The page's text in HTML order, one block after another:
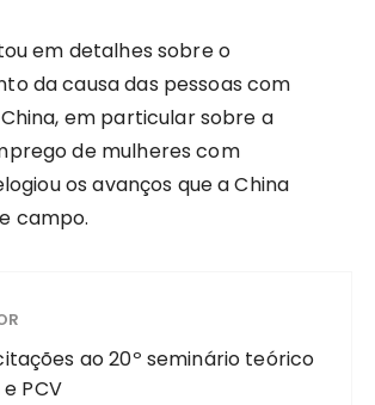
em detalhes sobre o
da causa das pessoas com
em particular sobre a
de mulheres com
os avanços que a China
campo.
ao 20º seminário teórico
PCV